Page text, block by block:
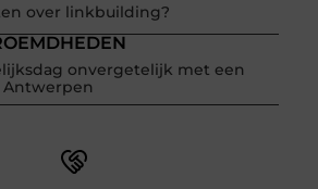
over linkbuilding?
onvergetelijk met een